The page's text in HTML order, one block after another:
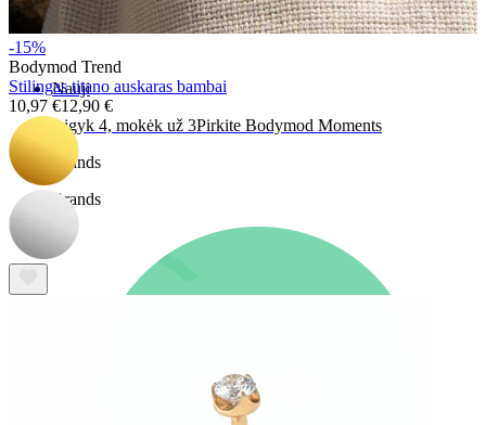
Pirkite Titaną
Nauji
Įsigyk 4, mokėk už 3Pirkite Bodymod Moments
Brands
Brands
-15%
Bodymod Trend
Stilingas titano auskaras bambai
10,97 €12,90 €